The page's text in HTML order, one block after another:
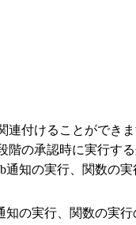
付けることができ
の承認時に実行
知の実行、関数の
の実行、関数の実